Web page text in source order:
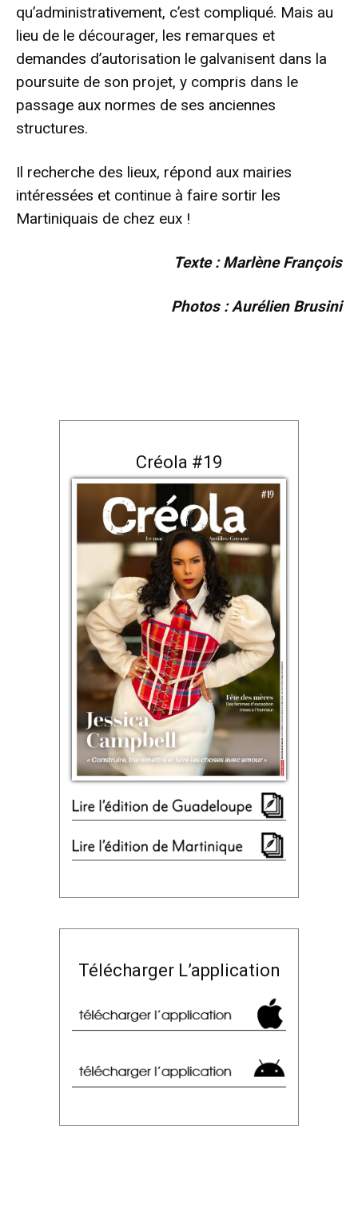
qu’administrativement, c’est compliqué. Mais au
lieu de le décourager, les remarques et
demandes d’autorisation le galvanisent dans la
poursuite de son projet, y compris dans le
passage aux normes de ses anciennes
structures.
Il recherche des lieux, répond aux mairies
intéressées et continue à faire sortir les
Martiniquais de chez eux !
Texte : Marlène François
Photos : Aurélien Brusini
Créola #19
Télécharger L’application